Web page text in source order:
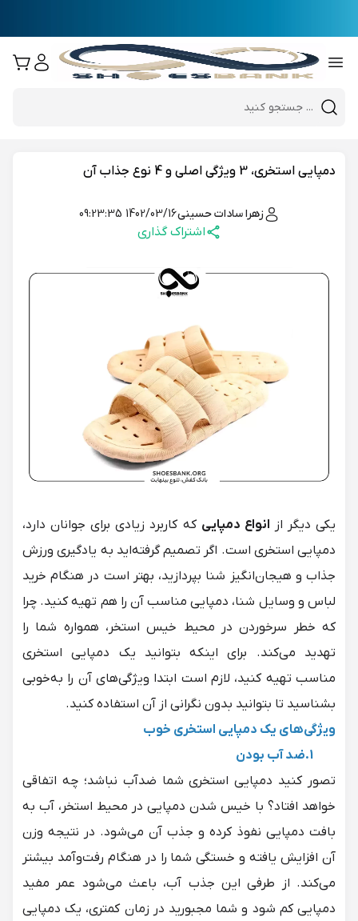
Mobile header search
دمپایی استخری، 3 ویژگی اصلی و 4 نوع جذاب آن
زهرا سادات حسینی1402/03/16 09:23:35
اشتراک گذاری
یکی دیگر از انواع دمپایی که کاربرد زیادی برای جوانان دارد،
دمپایی استخری است. اگر تصمیم گرفته‌اید به یادگیری ورزش
جذاب و هیجان‌انگیز شنا بپردازید، بهتر است در هنگام خرید
لباس و وسایل شنا، دمپایی مناسب آن را هم تهیه کنید. چرا
که خطر سرخوردن در محیط خیس استخر، همواره شما را
تهدید می‌کند. برای اینکه بتوانید یک دمپایی استخری
مناسب تهیه کنید، لازم است ابتدا ویژگی‌های آن را به‌خوبی
بشناسید تا بتوانید بدون نگرانی از آن استفاده کنید.
ویژگی‌های یک دمپایی استخری خوب
تصور کنید دمپایی استخری شما ضدآب نباشد؛ چه اتفاقی
خواهد افتاد؟ با خیس شدن دمپایی در محیط استخر، آب به
بافت دمپایی نفوذ کرده و جذب آن می‌شود. در نتیجه وزن
آن افزایش ‌یافته و خستگی شما را در هنگام رفت‌وآمد بیشتر
می‌کند. از طرفی این جذب آب، باعث می‌شود عمر مفید
دمپایی کم شود و شما مجبورید در زمان کمتری، یک دمپایی